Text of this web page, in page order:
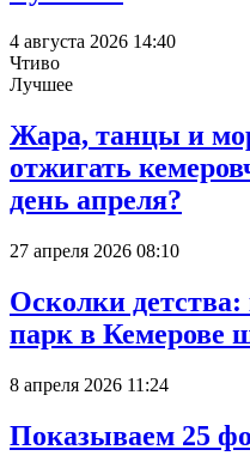
4 августа 2026 14:40
Чтиво
Лучшее
Жара, танцы и
отжигать
день апреля?
27 апреля 2026 08:10
Осколки
парк в Кемерове
8 апреля 2026 11:24
Показываем 25